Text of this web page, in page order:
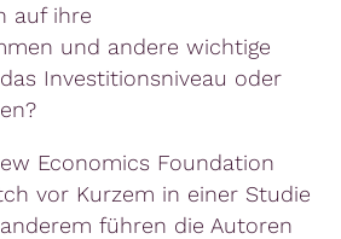
auf ihre
und andere wichtige
Investitionsniveau oder
Economics Foundation
vor Kurzem in einer Studie
führen die Autoren